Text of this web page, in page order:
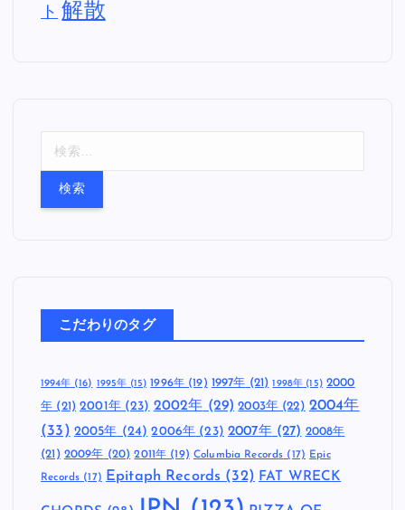
ト 解散
こだわりのタグ
1994年(16) 1995年 (15) 1996年(19) 1997年 (21) 1998年 (15) 2000
年 (21) 2001年(23) 2002年 (29) 2003年 (22) 2004年
(33) 2005年 (24) 2006年 (23) 2007年(27) 2008年
(21) 2009年 (20) 2011年 (19) Columbia Records (17) Epic
Records (17) Epitaph Records (32) FAT WRECK